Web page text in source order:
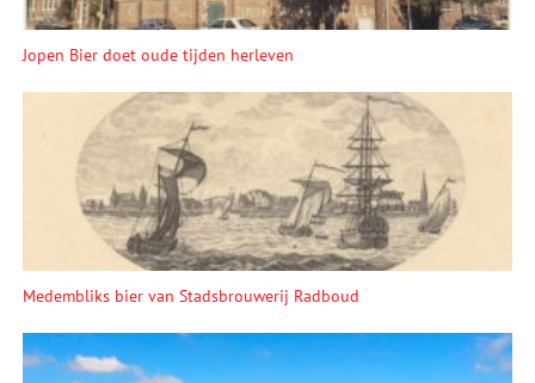
Jopen Bier doet oude tijden herleven
Medembliks bier van Stadsbrouwerij Radboud